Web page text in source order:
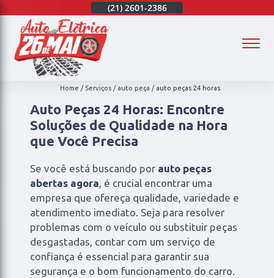
(21) 2601-2386
Home Serviços auto peça auto peças 24 horas
Auto Peças 24 Horas: Encontre
Soluções de Qualidade na Hora
que Você Precisa
Se você está buscando por auto peças
abertas agora, é crucial encontrar uma
empresa que ofereça qualidade, variedade e
atendimento imediato. Seja para resolver
problemas com o veículo ou substituir peças
desgastadas, contar com um serviço de
confiança é essencial para garantir sua
segurança e o bom funcionamento do carro.